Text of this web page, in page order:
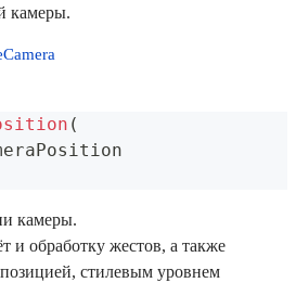
камеры.
(
камеры.
и обработку жестов, а также
стилевым уровнем